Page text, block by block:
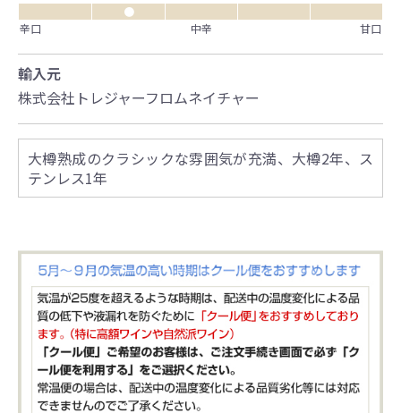
●
辛口
中辛 甘口
輸入元
株式会社トレジャーフロムネイチャー
大樽熟成のクラシックな雰囲気が充満、大樽2年、ス
テンレス1年